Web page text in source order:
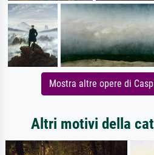
Mostra altre opere di
Altri motivi della